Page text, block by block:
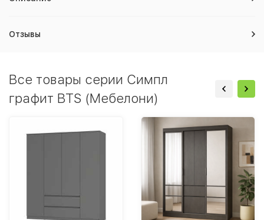
Отзывы
Все товары серии Симпл
графит BTS (Мебелони)